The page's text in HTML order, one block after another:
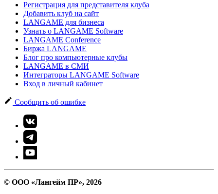
Регистрация для представителя клуба
Добавить клуб на сайт
LANGAME для бизнеса
Узнать о LANGAME Software
LANGAME Conference
Биржа LANGAME
Блог про компьютерные клубы
LANGAME в СМИ
Интеграторы LANGAME Software
Вход в личный кабинет
Сообщить об ошибке
© ООО «Лангейм ПР», 2026